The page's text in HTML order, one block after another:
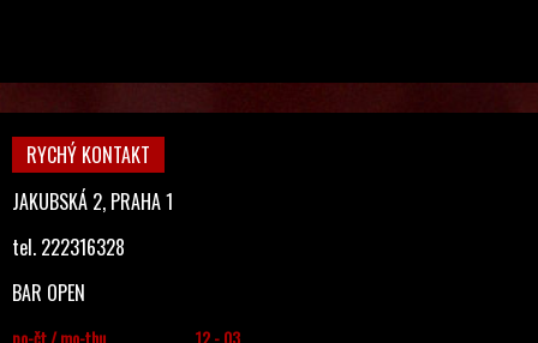
RYCHÝ KONTAKT
JAKUBSKÁ 2, PRAHA 1
tel. 222316328
BAR OPEN
po-čt / mo-thu
12 - 03